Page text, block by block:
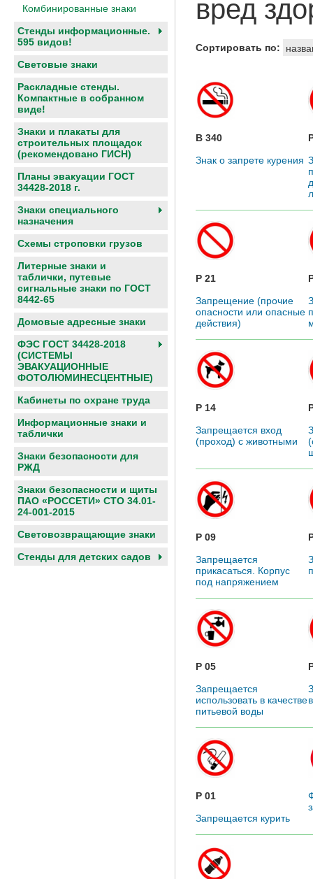
Комбинированные знаки
Стенды информационные.
595 видов!
Световые знаки
Раскладные стенды.
Компактные в собранном
виде!
Знаки и плакаты для
строительных площадок
(рекомендовано ГИСН)
Планы эвакуации ГОСТ
34428-2018 г.
Знаки специального
назначения
Схемы строповки грузов
Литерные знаки и
таблички, путевые
сигнальные знаки по ГОСТ
8442-65
Домовые адресные знаки
ФЭС ГОСТ 34428-2018
(СИСТЕМЫ
ЭВАКУАЦИОННЫЕ
ФОТОЛЮМИНЕСЦЕНТНЫЕ)
Кабинеты по охране труда
Информационные знаки и
таблички
Знаки безопасности для
РЖД
Знаки безопасности и щиты
ПАО «РОССЕТИ» СТО 34.01-
24-001-2015
Световозвращающие знаки
Cтенды для детских садов
вред
Сортировать по:
В 340
Знак о запрете курения
P 21
Запрещение (прочие
опасности или опасные
действия)
P 14
Запрещается вход
(проход) с животными
P 09
Запрещается
прикасаться. Корпус
под напряжением
P 05
Запрещается
использовать в качестве
питьевой воды
P 01
Запрещается курить